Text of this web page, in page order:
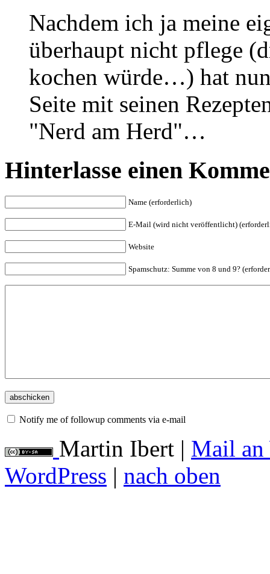
Nachdem ich ja meine
überhaupt nicht pflege
kochen würde…) hat
Seite mit seinen
"Nerd am Herd"…
Hinterlasse einen
Name (erforderlich)
E-Mail (wird nicht veröffentlicht)
Website
Spamschutz: Summe von 8 und 9?
Notify me of followup comments via e-mail
Martin Ibert | Mail an
WordPress | nach oben